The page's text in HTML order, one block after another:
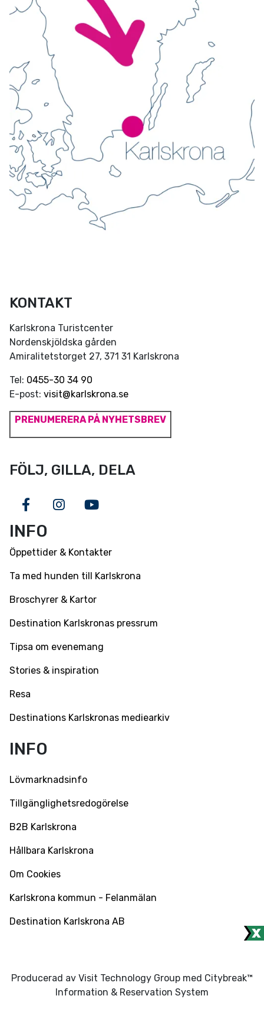
KONTAKT
Karlskrona Turistcenter
Nordenskjöldska gården
Amiralitetstorget 27, 371 31 Karlskrona
Tel: 0455-30 34 90
E-post: visit@karlskrona.se
PRENUMERERA PÅ NYHETSBREV
FÖLJ, GILLA, DELA
FacebookInstagram
Youtube
INFO
Öppettider & Kontakter
Ta med hunden till Karlskrona
Broschyrer & Kartor
Destination Karlskronas pressrum
Tipsa om evenemang
Stories & inspiration
Resa
Destinations Karlskronas mediearkiv
INFO
Lövmarknadsinfo
Tillgänglighetsredogörelse
B2B Karlskrona
Hållbara Karlskrona
Om Cookies
Karlskrona kommun - Felanmälan
Destination Karlskrona AB
Producerad av Visit Technology Group med Citybreak™
Information & Reservation System